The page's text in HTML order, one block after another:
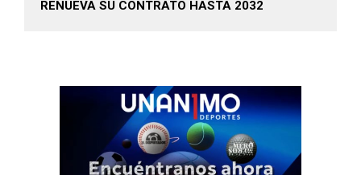
RENUEVA SU CONTRATO HASTA 2032